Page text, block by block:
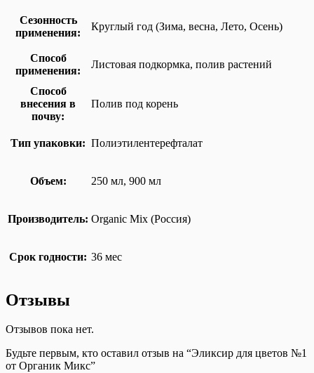
Сезонность
применения:
Круглый год (Зима, весна, Лето, Осень)
Способ
применения:
Листовая подкормка, полив растений
Способ
внесения в
почву:
Полив под корень
Тип упаковки: Полиэтилентерефталат
Объем: 250 мл, 900 мл
Производитель: Organic Mix (Россия)
Срок годности: 36 мес
Отзывы
Отзывов пока нет.
Будьте первым, кто оставил отзыв на “Эликсир для цветов №1
от Органик Микс”